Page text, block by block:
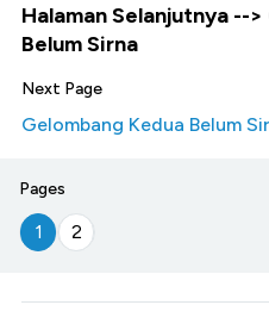
Halaman Selanjutnya --
Belum Sirna
Next Page
Gelombang Kedua Belum
Pages
1 2